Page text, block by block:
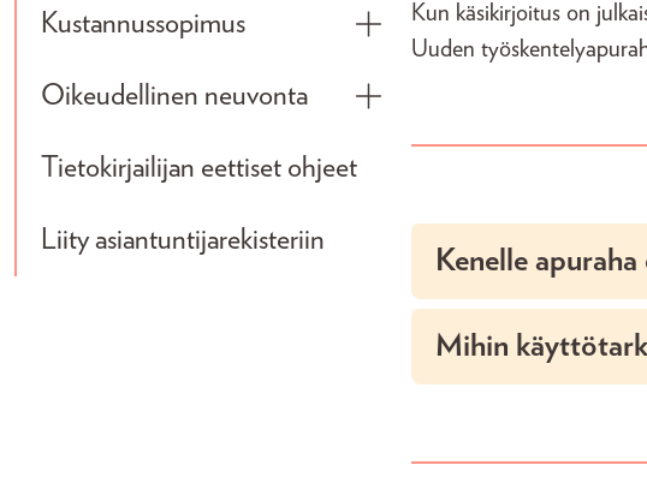
Kustannussopimus
Toggle submenu
Oikeudellinen neuvonta
Toggle submenu
Tietokirjailijan eettiset ohjeet
Liity asiantuntijarekisteriin
Kun käsikirjoitus on
Uuden
Kenelle
Mihin